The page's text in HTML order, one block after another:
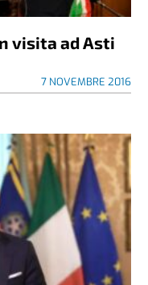
visita ad Asti
7 NOVEMBRE 2016